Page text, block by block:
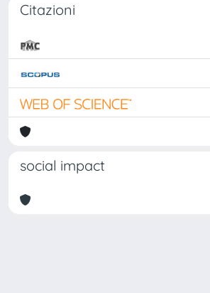
Citazioni
social impact